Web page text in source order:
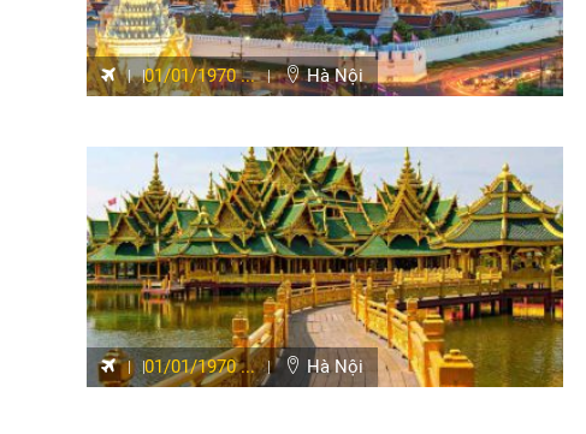
01/01/1970 ... Hà Nội
01/01/1970 ... Hà Nội